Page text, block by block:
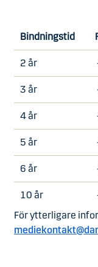
Bindningstid
2 år
3 år
4 år
5 år
6 år
10 år
För ytterligare